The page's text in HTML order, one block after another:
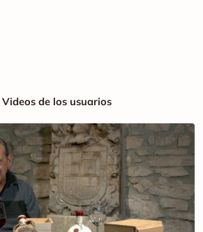
Videos de los usuarios